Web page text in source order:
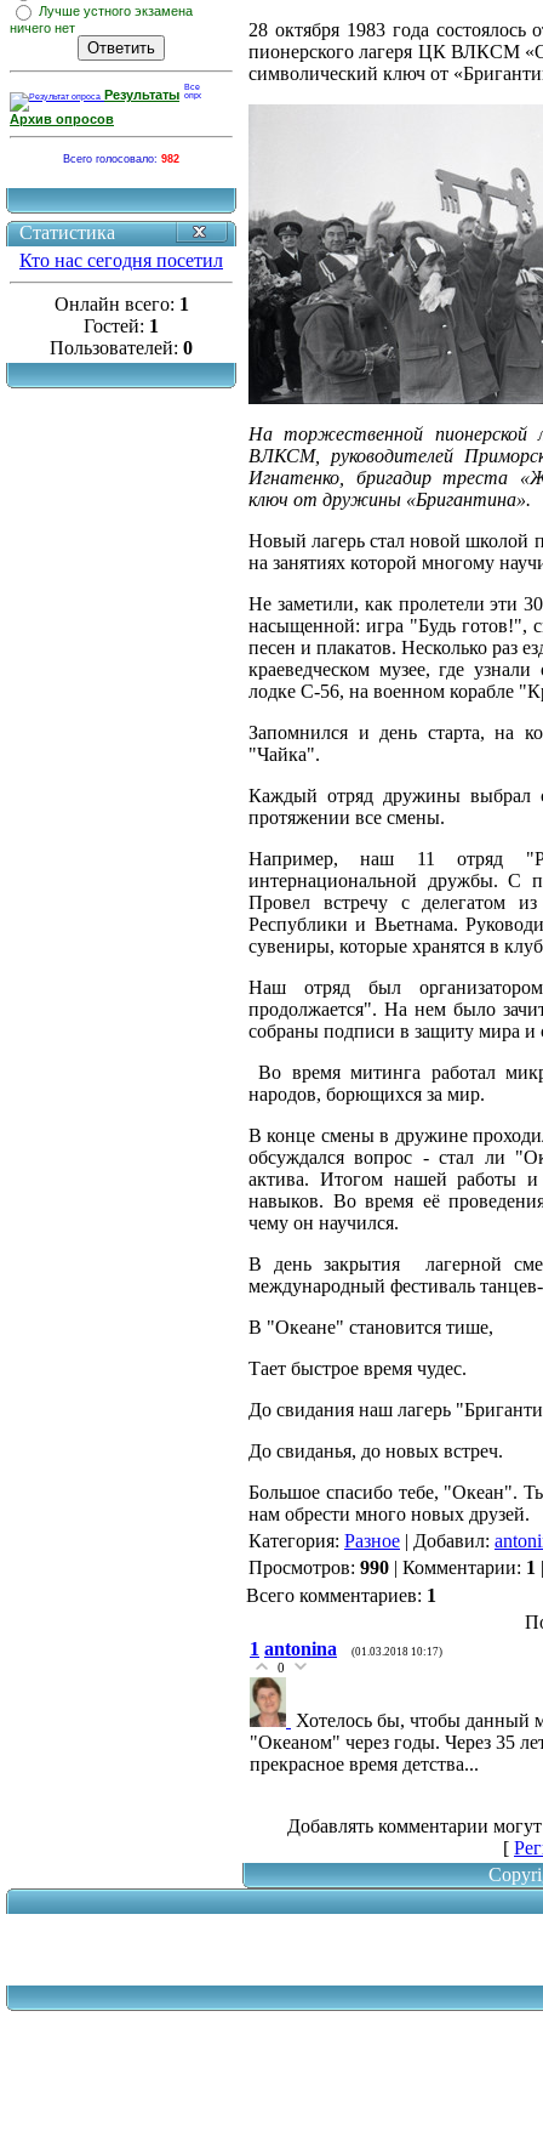
Лучше устного экзамена
ничего нет
Результаты
Архив опросов
Всего голосовало: 982
Статистика
Кто нас сегодня посетил
Онлайн всего: 1
Гостей: 1
Пользователей: 0
28 октября 1983 года
пионерского лагеря ЦК ВЛКСМ
символический ключ от
На торжественной пионерской
ВЛКСМ, руководителей
Игнатенко, бригадир треста
ключ от дружины «Бригантина».
Новый лагерь стал новой школой
на занятиях которой многому
Не заметили, как пролетели эти
насыщенной: игра "Будь готов!",
песен и плакатов. Несколько раз
краеведческом музее, где
лодке С-56, на военном корабле
Запомнился и день старта, на
"Чайка".
Каждый отряд дружины выбрал
протяжении все смены.
Например, наш 11 отряд
интернациональной дружбы. С
Провел встречу с делегатом
Республики и Вьетнама.
сувениры, которые хранятся в
Наш отряд был
продолжается". На нем было
собраны подписи в защиту мира
Во время митинга работал
народов, борющихся за мир.
В конце смены в дружине
обсуждался вопрос - стал ли
актива. Итогом нашей работы и
навыков. Во время её
чему он научился.
В день закрытия лагерной
международный фестиваль
В "Океане" становится тише,
Тает быстрое время чудес.
До свидания наш лагерь
До свиданья, до новых встреч.
Большое спасибо тебе, "Океан".
нам обрести много новых друзей.
Категория: Разное | Добавил:
Просмотров: 990 | Комментарии: 1
Всего комментариев: 1
1 antonina (01.03.2018 10:17)
0
Хотелось бы, чтобы данный
"Океаном" через годы. Через 35
прекрасное время детства...
Добавлять комментарии
[